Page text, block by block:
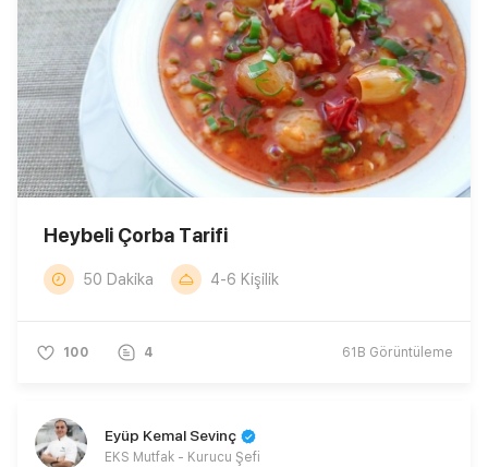
Heybeli Çorba Tarifi
50 Dakika 4-6 Kişilik
100 4 61B Görüntüleme
Eyüp Kemal Sevinç
EKS Mutfak - Kurucu Şefi